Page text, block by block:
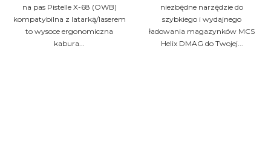
na pas Pistelle X-68 (OWB)
kompatybilna z latarką/laserem
to wysoce ergonomiczna
kabura...
niezbędne narzędzie do
szybkiego i wydajnego
ładowania magazynków MCS
Helix DMAG do Twojej...